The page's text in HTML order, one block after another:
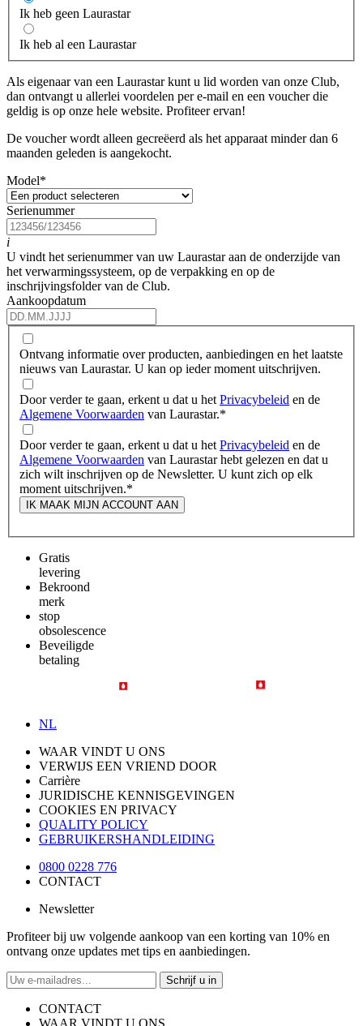
Ik heb geen Laurastar
Ik heb al een Laurastar
Als eigenaar van een Laurastar kunt u lid worden van onze Club,
dan ontvangt u allerlei voordelen per e-mail en een voucher die
geldig is op onze hele website. Profiteer ervan!
De voucher wordt alleen gecreëerd als het apparaat minder dan 6
maanden geleden is aangekocht.
Model*
Serienummer
i
U vindt het serienummer van uw Laurastar aan de onderzijde van
het verwarmingssysteem, op de verpakking en op de
inschrijvingsfolder van de Club.
Aankoopdatum
Ontvang informatie over producten, aanbiedingen en het laatste
nieuws van Laurastar. U kan op ieder moment uitschrijven.
Door verder te gaan, erkent u dat u het Privacybeleid en de
Algemene Voorwaarden van Laurastar.*
Door verder te gaan, erkent u dat u het Privacybeleid en de
Algemene Voorwaarden van Laurastar hebt gelezen en dat u
zich wilt inschrijven op de Newsletter. U kunt zich op elk
moment uitschrijven.*
IK MAAK MIJN ACCOUNT AAN
Gratis
levering
Bekroond
merk
stop
obsolescence
Beveiligde
betaling
NL
WAAR VINDT U ONS
VERWIJS EEN VRIEND DOOR
Carrière
JURIDISCHE KENNISGEVINGEN
COOKIES EN PRIVACY
QUALITY POLICY
GEBRUIKERSHANDLEIDING
0800 0228 776
CONTACT
Newsletter
Profiteer bij uw volgende aankoop van een korting van 10% en
ontvang onze updates met tips en aanbiedingen.
Schrijf u in
CONTACT